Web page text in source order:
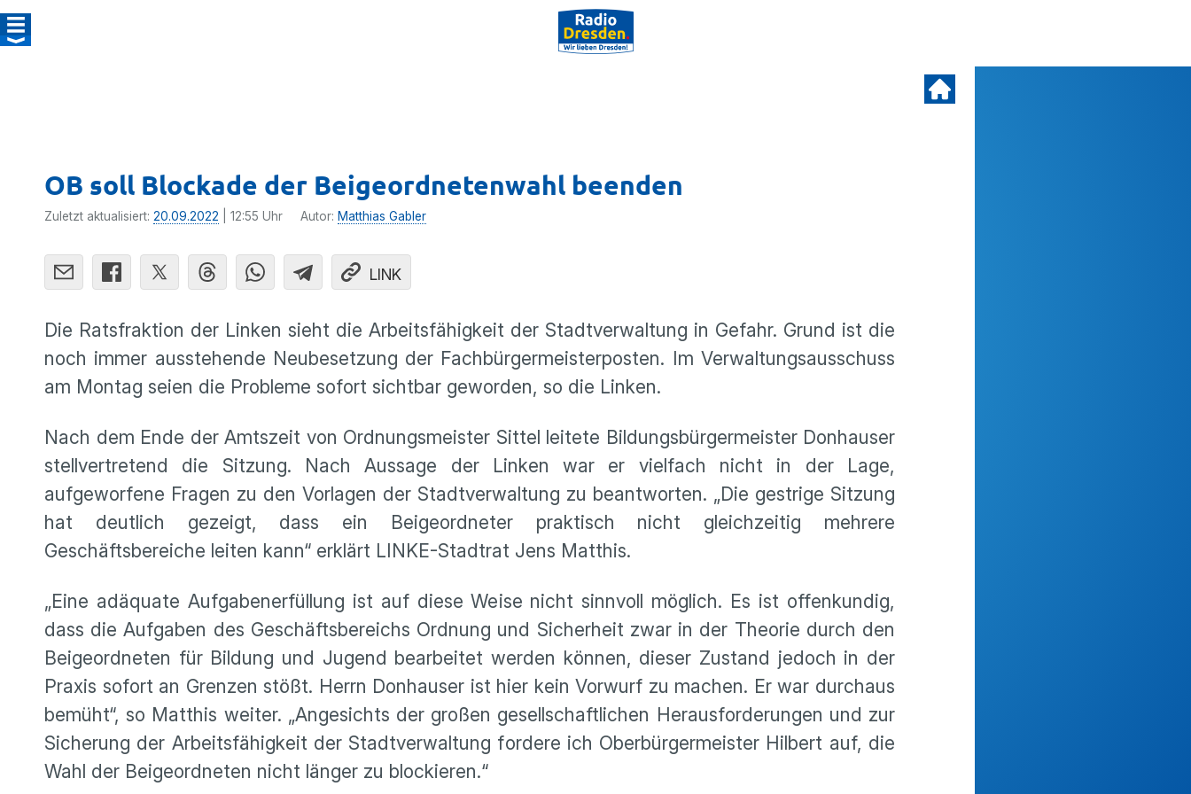
OB soll Blockade der Beigeordnetenwahl beenden
Zuletzt aktualisiert: 20.09.2022 | 12:55 Uhr Autor: Matthias Gabler
LINK
Die Ratsfraktion der Linken sieht die Arbeitsfähigkeit der Stadtverwaltung in Gefahr. Grund ist die
noch immer ausstehende Neubesetzung der Fachbürgermeisterposten. Im Verwaltungsausschuss
am Montag seien die Probleme sofort sichtbar geworden, so die Linken.
Nach dem Ende der Amtszeit von Ordnungsmeister Sittel leitete Bildungsbürgermeister Donhauser
stellvertretend die Sitzung. Nach Aussage der Linken war er vielfach nicht in der Lage,
aufgeworfene Fragen zu den Vorlagen der Stadtverwaltung zu beantworten. „Die gestrige Sitzung
hat deutlich gezeigt, dass ein Beigeordneter praktisch nicht gleichzeitig mehrere
Geschäftsbereiche leiten kann“ erklärt LINKE-Stadtrat Jens Matthis.
„Eine adäquate Aufgabenerfüllung ist auf diese Weise nicht sinnvoll möglich. Es ist offenkundig,
dass die Aufgaben des Geschäftsbereichs Ordnung und Sicherheit zwar in der Theorie durch den
Beigeordneten für Bildung und Jugend bearbeitet werden können, dieser Zustand jedoch in der
Praxis sofort an Grenzen stößt. Herrn Donhauser ist hier kein Vorwurf zu machen. Er war durchaus
bemüht“, so Matthis weiter. „Angesichts der großen gesellschaftlichen Herausforderungen und zur
Sicherung der Arbeitsfähigkeit der Stadtverwaltung fordere ich Oberbürgermeister Hilbert auf, die
Wahl der Beigeordneten nicht länger zu blockieren.“